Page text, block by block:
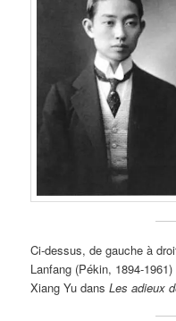
Ci-dessus, de gauche à
Lanfang (Pékin, 1894-
Xiang Yu dansLes adieux